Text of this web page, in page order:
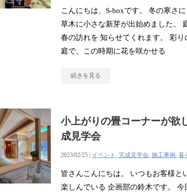
こんにちは、S-boxです。 冬の寒さ
草木に小さな新芽が出始めました。
春の訪れを 知らせてくれます。 彩
庭で、この時期に花を咲かせる
続きを見る
小上がりの畳コーナーが欲
成見学会
2023/02/25 | イベント , 完成見学会, 施工事例, 暮
皆さんこんにちは。 いつもお客様と
楽しんでいる 企画部の鈴木です。